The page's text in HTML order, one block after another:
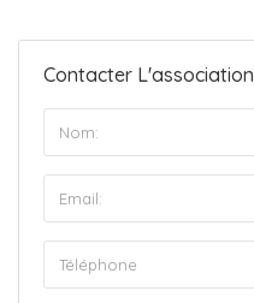
Contacter L'association